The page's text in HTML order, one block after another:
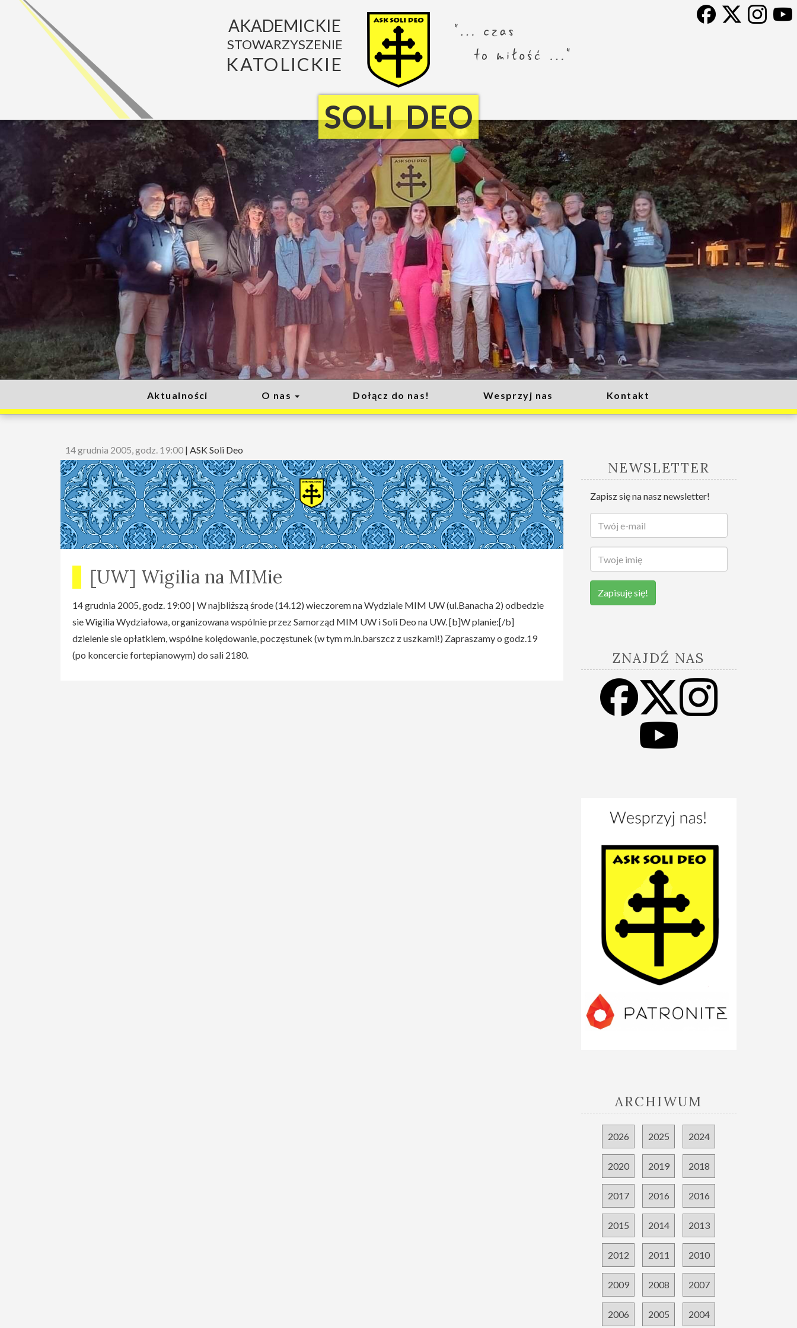
SOLI DEO
AKADEMICKIE
STOWARZYSZENIE
KATOLICKIE
Aktualności O nas Dołącz do nas! Wesprzyj nas Kontakt
14 grudnia 2005, godz. 19:00 | ASK Soli Deo
[UW] Wigilia na MIMie
14 grudnia 2005, godz. 19:00 | W najbliższą środe (14.12) wieczorem na Wydziale MIM UW (ul.Banacha 2) odbedzie
sie Wigilia Wydziałowa, organizowana wspólnie przez Samorząd MIM UW i Soli Deo na UW. [b]W planie:[/b]
dzielenie sie opłatkiem, wspólne kolędowanie, poczęstunek (w tym m.in.barszcz z uszkami!) Zapraszamy o godz.19
(po koncercie fortepianowym) do sali 2180.
NEWSLETTER
Zapisz się na nasz newsletter!
Zapisuję się!
ZNAJDŹ NAS
ARCHIWUM
2026 2025 2024
2020 2019 2018
2017 2016 2016
2015 2014 2013
2012 2011 2010
2009 2008 2007
2006 2005 2004